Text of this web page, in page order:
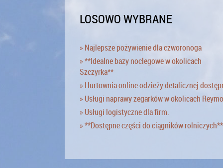
LOSOWO WYBRANE
» Najlepsze pożywienie dla czworonoga
» **Idealne bazy noclegowe w okolicach
Szczyrka**
» Hurtownia online odzieży detalicznej
» Usługi naprawy zegarków w okolicach
» Usługi logistyczne dla firm.
» **Dostępne części do ciągników rolniczych**